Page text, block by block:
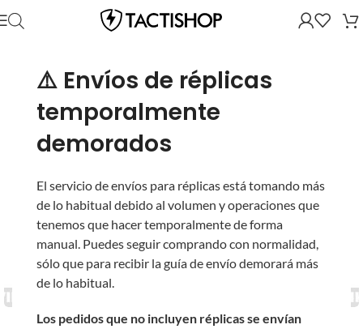
⚠️ Envíos de réplicas
temporalmente
demorados
El servicio de envíos para réplicas está tomando más
de lo habitual debido al volumen y operaciones que
tenemos que hacer temporalmente de forma
manual. Puedes seguir comprando con normalidad,
sólo que para recibir la guía de envío demorará más
de lo habitual.
Los pedidos que no incluyen réplicas se envían